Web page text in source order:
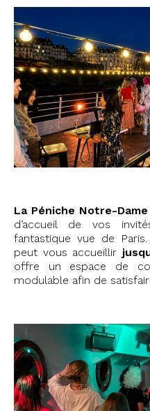
La Péniche Notre-
d’accueil de vos
fantastique vue de
peut vous accueillir
offre un espace de
modulable afin de